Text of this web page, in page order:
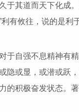
于其道而天下化成
有攸往，说的是利
于自强不息精神有精
隐或显，或潜或跃
的积极奋发状态。